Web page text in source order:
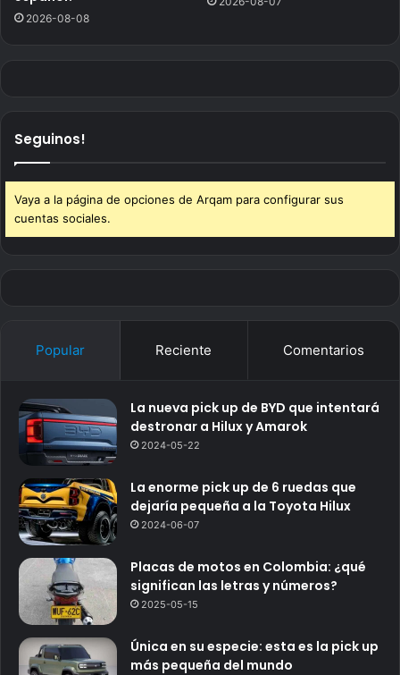
2026-08-08
Seguinos!
Vaya a la página de opciones de Arqam para configurar sus
cuentas sociales.
Popular Reciente Comentarios
La nueva pick up de BYD que intentará
destronar a Hilux y Amarok
2024-05-22
La enorme pick up de 6 ruedas que
dejaría pequeña a la Toyota Hilux
2024-06-07
Placas de motos en Colombia: ¿qué
significan las letras y números?
2025-05-15
Única en su especie: esta es la pick up
más pequeña del mundo